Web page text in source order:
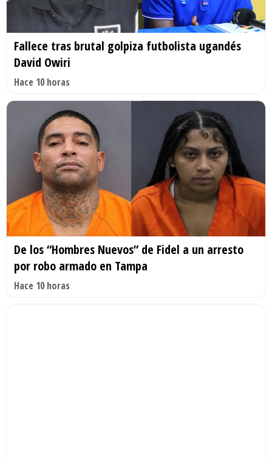
Fallece tras brutal golpiza futbolista ugandés
David Owiri
Hace 10 horas
De los “Hombres Nuevos” de Fidel a un arresto
por robo armado en Tampa
Hace 10 horas